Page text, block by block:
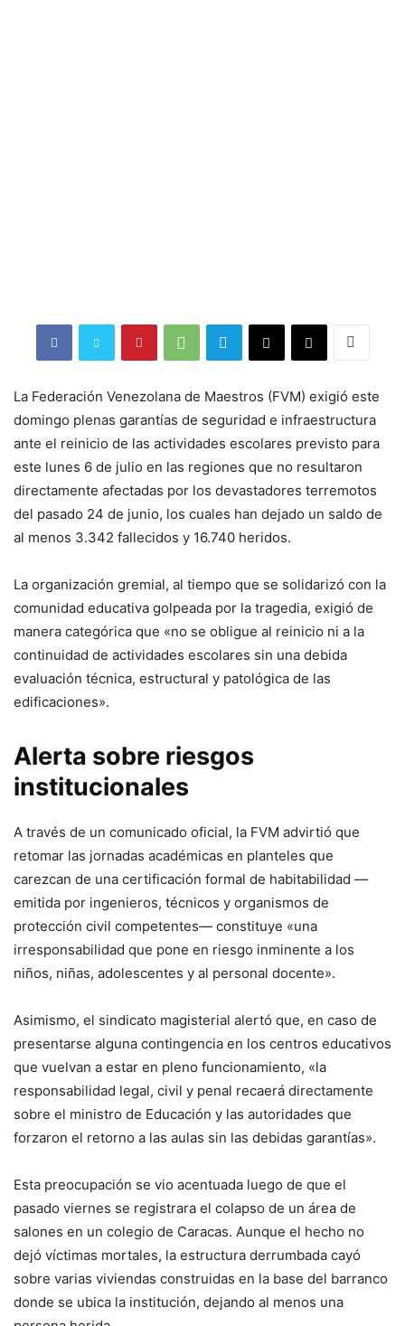
La Federación Venezolana de Maestros (FVM) exigió este
domingo plenas garantías de seguridad e infraestructura
ante el reinicio de las actividades escolares previsto para
este lunes 6 de julio en las regiones que no resultaron
directamente afectadas por los devastadores terremotos
del pasado 24 de junio, los cuales han dejado un saldo de
al menos 3.342 fallecidos y 16.740 heridos.
La organización gremial, al tiempo que se solidarizó con la
comunidad educativa golpeada por la tragedia, exigió de
manera categórica que «no se obligue al reinicio ni a la
continuidad de actividades escolares sin una debida
evaluación técnica, estructural y patológica de las
edificaciones».
Alerta sobre riesgos
institucionales
A través de un comunicado oficial, la FVM advirtió que
retomar las jornadas académicas en planteles que
carezcan de una certificación formal de habitabilidad —
emitida por ingenieros, técnicos y organismos de
protección civil competentes— constituye «una
irresponsabilidad que pone en riesgo inminente a los
niños, niñas, adolescentes y al personal docente».
Asimismo, el sindicato magisterial alertó que, en caso de
presentarse alguna contingencia en los centros educativos
que vuelvan a estar en pleno funcionamiento, «la
responsabilidad legal, civil y penal recaerá directamente
sobre el ministro de Educación y las autoridades que
forzaron el retorno a las aulas sin las debidas garantías».
Esta preocupación se vio acentuada luego de que el
pasado viernes se registrara el colapso de un área de
salones en un colegio de Caracas. Aunque el hecho no
dejó víctimas mortales, la estructura derrumbada cayó
sobre varias viviendas construidas en la base del barranco
donde se ubica la institución, dejando al menos una